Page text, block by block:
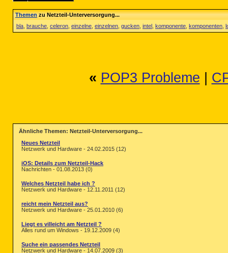
Themenzu Netzteil-Unterversorgung...
bla brauche celeron einzelne einzelnen gucken intel komponente komponenten
« POP3 Probleme
Ähnliche Themen: Netzteil-Unterversorgung...
Neues Netzteil
Netzwerk und Hardware - 24.02.2015 (12)
iOS: Details zum Netzteil-Hack
Nachrichten - 01.08.2013 (0)
Welches Netzteil habe ich ?
Netzwerk und Hardware - 12.11.2011 (12)
reicht mein Netzteil aus?
Netzwerk und Hardware - 25.01.2010 (6)
Liegt es villeicht am Netzteil ?
Alles rund um Windows - 19.12.2009 (4)
Suche ein passendes Netzteil
Netzwerk und Hardware - 14.07.2009 (3)